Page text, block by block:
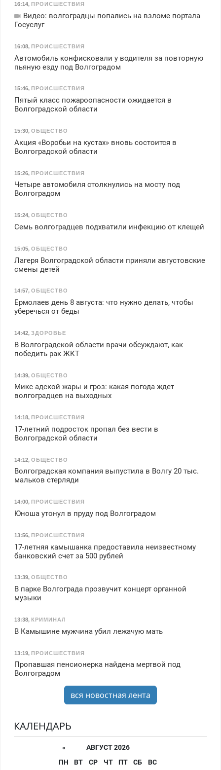
16:14, ПРОИСШЕСТВИЯ
Видео: волгоградцы попались на взломе портала
Госуслуг
16:08, ПРОИСШЕСТВИЯ
Автомобиль конфисковали у водителя за повторную
пьяную езду под Волгоградом
15:46, ПРОИСШЕСТВИЯ
Пятый класс пожароопасности ожидается в
Волгоградской области
15:30, ОБЩЕСТВО
Акция «Воробьи на кустах» вновь состоится в
Волгоградской области
15:26, ПРОИСШЕСТВИЯ
Четыре автомобиля столкнулись на мосту под
Волгоградом
15:24, ОБЩЕСТВО
Семь волгоградцев подхватили инфекцию от клещей
15:05, ОБЩЕСТВО
Лагеря Волгоградской области приняли августовские
смены детей
14:57, ОБЩЕСТВО
Ермолаев день 8 августа: что нужно делать, чтобы
уберечься от беды
14:42, ЗДОРОВЬЕ
В Волгоградской области врачи обсуждают, как
победить рак ЖКТ
14:39, ОБЩЕСТВО
Микс адской жары и гроз: какая погода ждет
волгоградцев на выходных
14:18, ПРОИСШЕСТВИЯ
17-летний подросток пропал без вести в
Волгоградской области
14:12, ОБЩЕСТВО
Волгоградская компания выпустила в Волгу 20 тыс.
мальков стерляди
14:00, ПРОИСШЕСТВИЯ
Юноша утонул в пруду под Волгоградом
13:56, ПРОИСШЕСТВИЯ
17-летняя камышанка предоставила неизвестному
банковский счет за 500 рублей
13:39, ОБЩЕСТВО
В парке Волгограда прозвучит концерт органной
музыки
13:38, КРИМИНАЛ
В Камышине мужчина убил лежачую мать
13:19, ПРОИСШЕСТВИЯ
Пропавшая пенсионерка найдена мертвой под
Волгоградом
вся новостная лента
КАЛЕНДАРЬ
«
АВГУСТ 2026
ПН
ВТ СР ЧТ ПТ СБ ВС